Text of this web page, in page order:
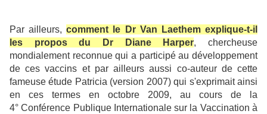
Par ailleurs,comment le Dr Van Laethem explique-t-il
les propos du Dr Diane Harper, chercheuse
mondialement reconnue qui a participé au développement
de ces vaccins et par ailleurs aussi co-auteur de cette
fameuse étude Patricia (version 2007) qui s'exprimait ainsi
en ces termes en octobre 2009, au cours de la
4° Conférence Publique Internationale sur la Vaccination à